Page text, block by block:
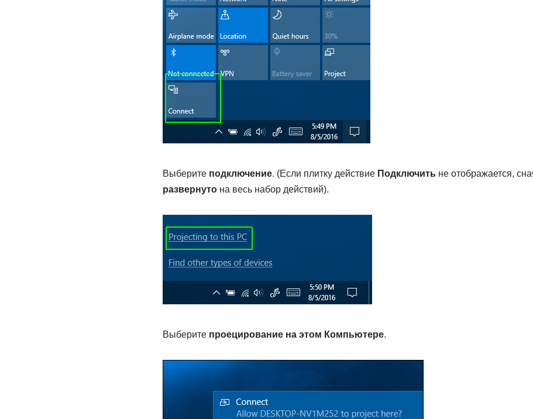
Выберите подключение. (Если плитку действие Подключитьне отображается,
развернутона весь набор действий).
Выберите проецирование на этом Компьютере.